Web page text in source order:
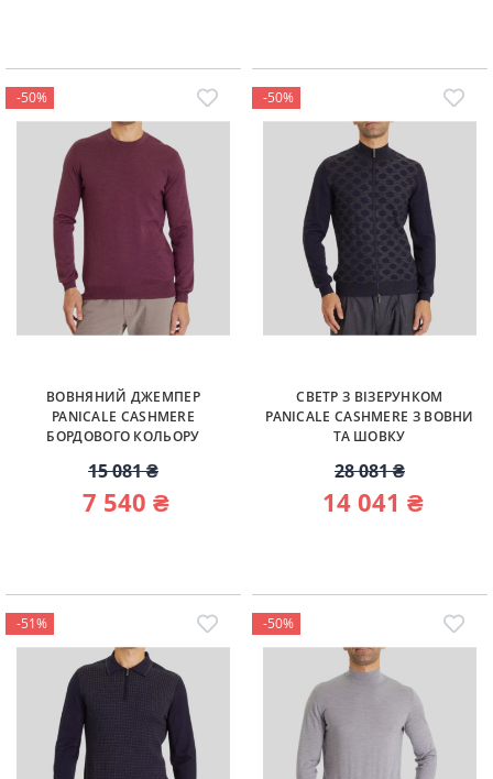
-50%
ВОВНЯНИЙ ДЖЕМПЕР
PANICALE CASHMERE
БОРДОВОГО КОЛЬОРУ
15 081 ₴
7 540 ₴
-50%
СВЕТР З ВІЗЕРУНКОМ
PANICALE CASHMERE З ВОВНИ
ТА ШОВКУ
28 081 ₴
14 041 ₴
-51% -50%